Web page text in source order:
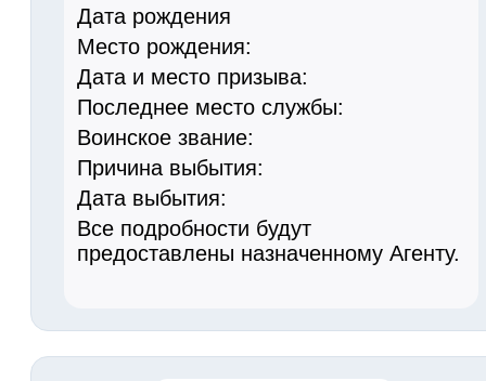
Дата рождения
Место рождения:
Дата и место призыва:
Последнее место службы:
Воинское звание:
Причина выбытия:
Дата выбытия:
Все подробности будут
предоставлены назначенному Агенту.